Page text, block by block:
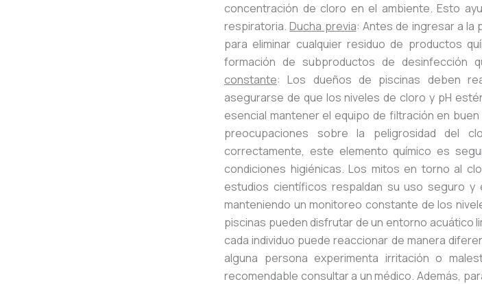
concentración de cloro en el ambiente. Esto
respiratoria.Ducha previa: Antes de ingresar a la
para eliminar cualquier residuo de productos
formación de subproductos de desinfección
constante: Los dueños de piscinas deben
asegurarse de que los niveles de cloro y pH
esencial mantener el equipo de filtración en
preocupaciones sobre la peligrosidad del
correctamente, este elemento químico es
condiciones higiénicas. Los mitos en torno al
estudios científicos respaldan su uso seguro y
manteniendo un monitoreo constante de los
piscinas pueden disfrutar de un entorno acuático
cada individuo puede reaccionar de manera
alguna persona experimenta irritación o
recomendable consultar a un médico. Además,